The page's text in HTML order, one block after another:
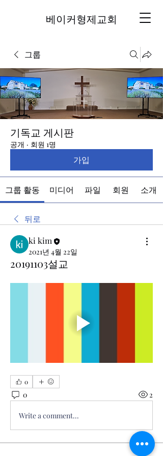
베이커형제교회
그룹
기독교 게시판
공개 · 회원 1명
가입
그룹 활동 미디어 파일 회원 소개
뒤로
ki kim
2021년 4월 22일
20191103설교
0
0 2
Write a comment...